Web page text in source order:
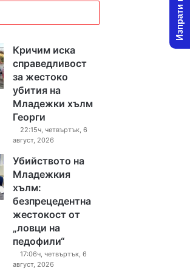
Кричим иска
справедливост
за жестоко
убития на
Младежки хълм
Георги
22:15ч, четвъртък, 6
август, 2026
Убийството на
Младежкия
хълм:
безпрецедентна
жестокост от
„ловци на
педофили“
17:06ч, четвъртък, 6
август, 2026